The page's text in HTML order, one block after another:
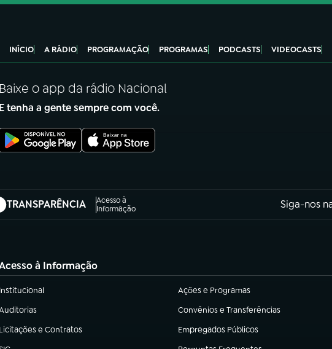
INÍCIO A RÁDIO PROGRAMAÇÃO PROGRAMAS PODCASTS VIDEOCASTS
Baixe o app da rádio Nacional
E tenha a gente sempre com você.
TRANSPARÊNCIA
Acesso à
Informação
em nova aba) Siga-nos
à Informação
Institucional
(abre em nova aba) Ações e Programas
(abre em nova aba)
em nova aba) Convênios e Transferências
(abre em nova aba)
Licitações e Contratos
(abre em nova aba) Empregados Públicos
(abre em nova aba)